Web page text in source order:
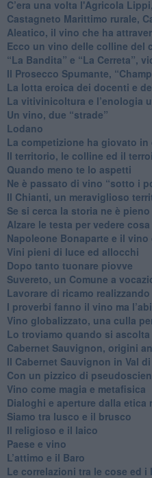
​C’era una volta l'Agricola
​Castagneto Marittimo rurale,
Aleatico, il vino che ha
Ecco un vino delle colline del
“La Bandita” e “La Cerreta”,
​Il Prosecco Spumante,
​La lotta eroica dei docenti e
​La vitivinicoltura e l’enologia
​Un vino, due “strade”
Lodano
​La competizione ha giovato
Il territorio, le colline ed il
Quando meno te lo aspetti
​Ne è passato di vino “sotto i
​Il Chianti, un meraviglioso
​Se si cerca la storia ne è
Alzare le testa per vedere
​Napoleone Bonaparte e il vino
Vini pieni di luce ed allocchi
Dopo tanto tuonare piovve
Suvereto, un Comune a
Lavorare di ricamo
​I proverbi fanno il vino ma
Vino globalizzato, una culla
Lo troviamo quando si ascolta
Cabernet Sauvignon, origini
Il Cabernet Sauvignon in Val
Con un pizzico di
​Vino come magia e metafisica
Dialoghi e aperture dalla
Siamo tra lusco e il brusco
Il religioso e il laico
​Paese e vino
L’attimo e il Baro
Le correlazioni tra le cose ed i